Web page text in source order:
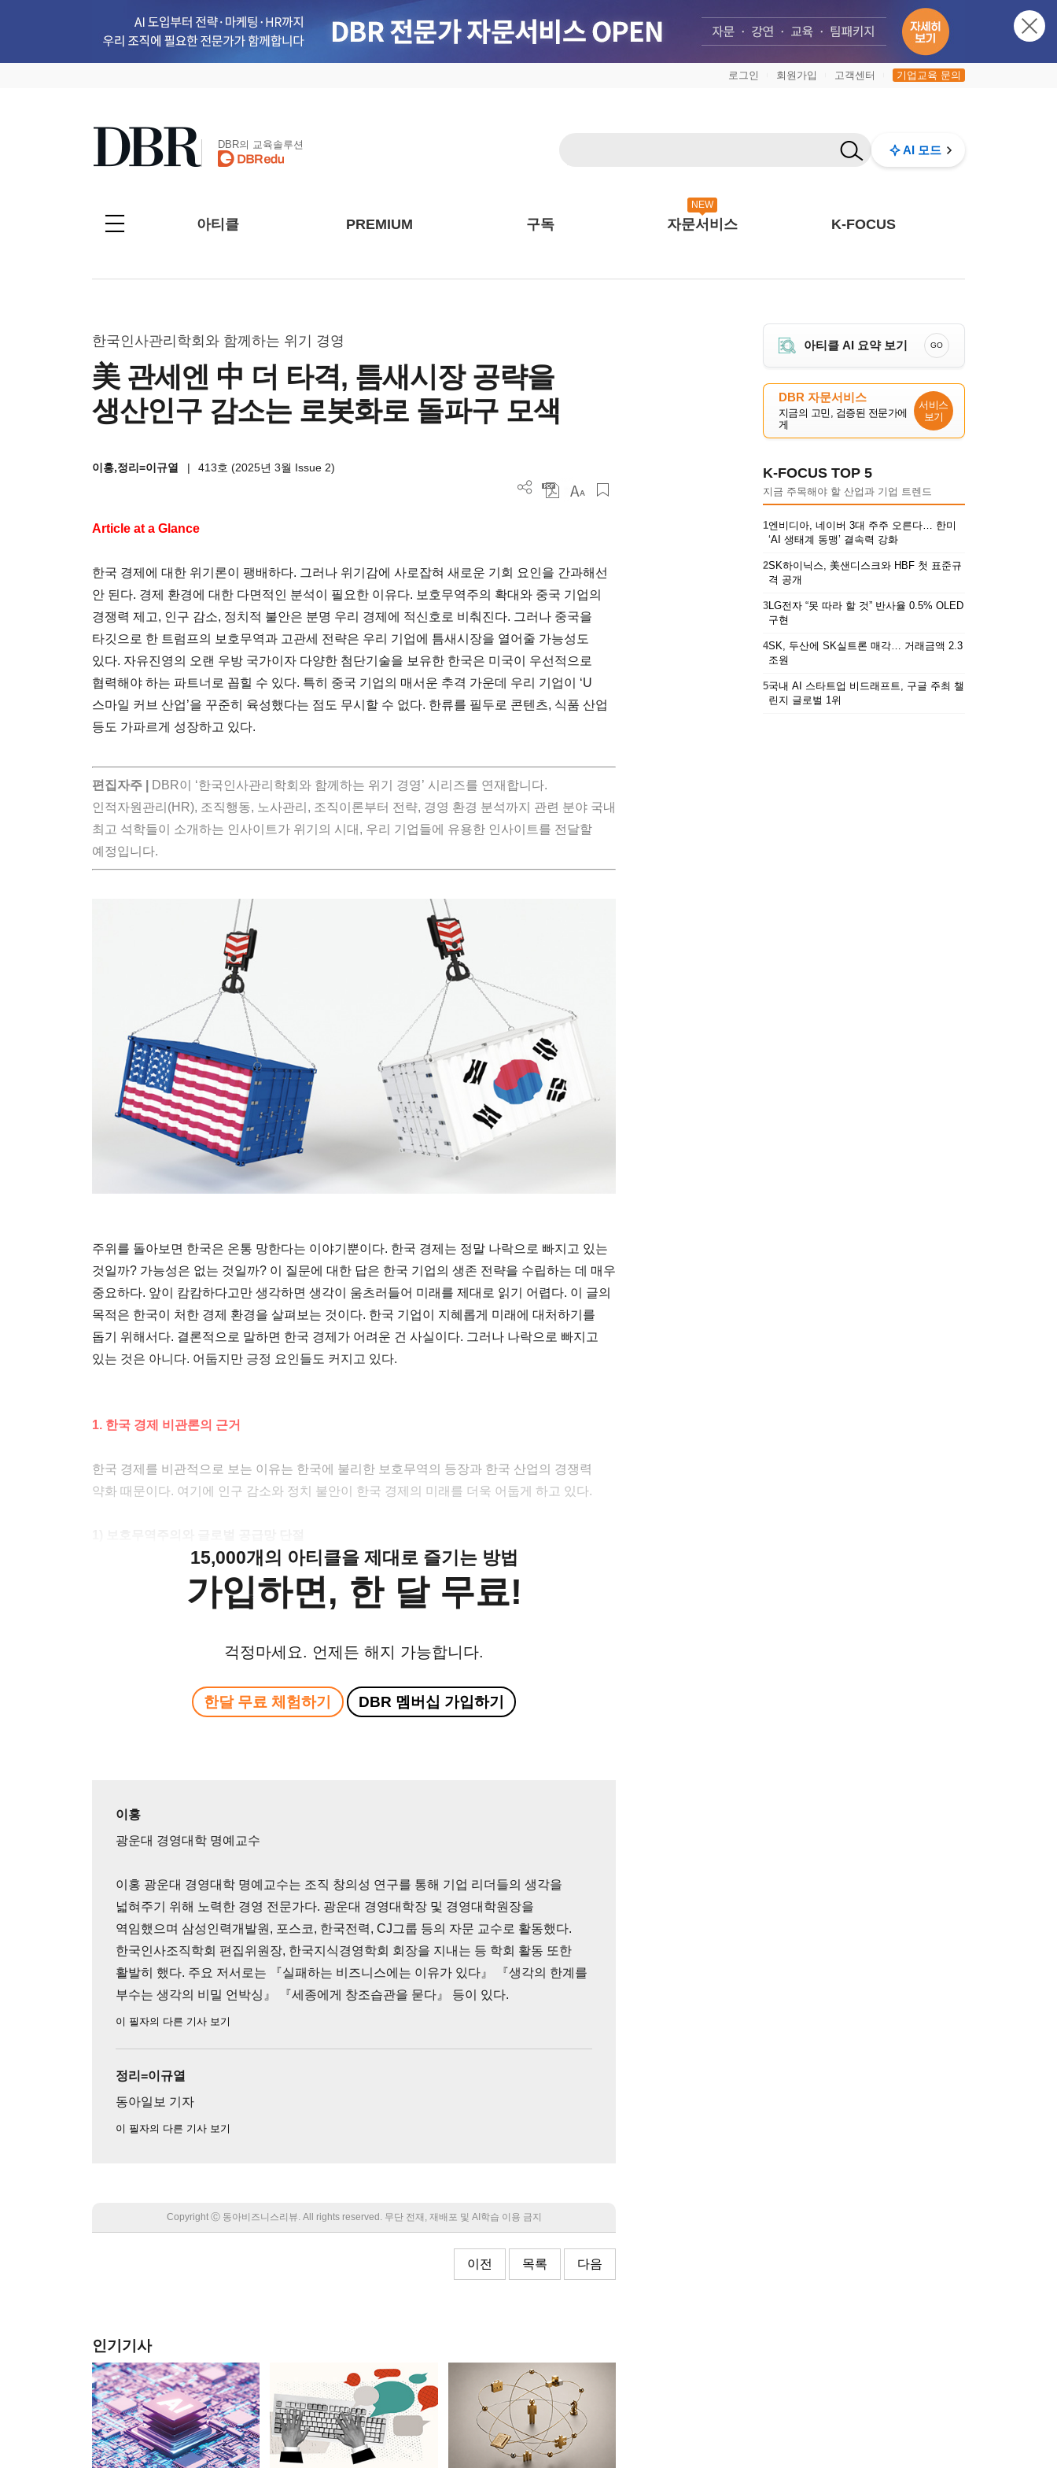
로그인 회원가입 고객센터 기업교육 문의
DBR의 교육솔루션 AI 모드
아티클 PREMIUM 구독
NEW
자문서비스 K-FOCUS
한국인사관리학회와 함께하는 위기 경영
美 관세엔 中 더 타격, 틈새시장 공략을
생산인구 감소는 로봇화로 돌파구 모색
이홍,정리=이규열 | 413호 (2025년 3월 Issue 2)
Article at a Glance
한국 경제에 대한 위기론이 팽배하다. 그러나 위기감에 사로잡혀 새로운 기회 요인을 간과해선
안 된다. 경제 환경에 대한 다면적인 분석이 필요한 이유다. 보호무역주의 확대와 중국 기업의
경쟁력 제고, 인구 감소, 정치적 불안은 분명 우리 경제에 적신호로 비춰진다. 그러나 중국을
타깃으로 한 트럼프의 보호무역과 고관세 전략은 우리 기업에 틈새시장을 열어줄 가능성도
있다. 자유진영의 오랜 우방 국가이자 다양한 첨단기술을 보유한 한국은 미국이 우선적으로
협력해야 하는 파트너로 꼽힐 수 있다. 특히 중국 기업의 매서운 추격 가운데 우리 기업이 ‘U
스마일 커브 산업’을 꾸준히 육성했다는 점도 무시할 수 없다. 한류를 필두로 콘텐츠, 식품 산업
등도 가파르게 성장하고 있다.
편집자주 |
DBR이 ‘한국인사관리학회와 함께하는 위기 경영’ 시리즈를 연재합니다.
인적자원관리(HR), 조직행동, 노사관리, 조직이론부터 전략, 경영 환경 분석까지 관련 분야 국내
최고 석학들이 소개하는 인사이트가 위기의 시대, 우리 기업들에 유용한 인사이트를 전달할
예정입니다.
주위를 돌아보면 한국은 온통 망한다는 이야기뿐이다. 한국 경제는 정말 나락으로 빠지고 있는
것일까? 가능성은 없는 것일까? 이 질문에 대한 답은 한국 기업의 생존 전략을 수립하는 데 매우
중요하다. 앞이 캄캄하다고만 생각하면 생각이 움츠러들어 미래를 제대로 읽기 어렵다. 이 글의
목적은 한국이 처한 경제 환경을 살펴보는 것이다. 한국 기업이 지혜롭게 미래에 대처하기를
돕기 위해서다. 결론적으로 말하면 한국 경제가 어려운 건 사실이다. 그러나 나락으로 빠지고
있는 것은 아니다. 어둡지만 긍정 요인들도 커지고 있다.
1. 한국 경제 비관론의 근거
한국 경제를 비관적으로 보는 이유는 한국에 불리한 보호무역의 등장과 한국 산업의 경쟁력
약화 때문이다. 여기에 인구 감소와 정치 불안이 한국 경제의 미래를 더욱 어둡게 하고 있다.
15,000개의 아티클을 제대로 즐기는 방법
가입하면, 한 달 무료!
걱정마세요. 언제든 해지 가능합니다.
한달 무료 체험하기 DBR 멤버십 가입하기
이홍
광운대 경영대학 명예교수
이홍 광운대 경영대학 명예교수는 조직 창의성 연구를 통해 기업 리더들의 생각을
넓혀주기 위해 노력한 경영 전문가다. 광운대 경영대학장 및 경영대학원장을
역임했으며 삼성인력개발원, 포스코, 한국전력, CJ그룹 등의 자문 교수로 활동했다.
한국인사조직학회 편집위원장, 한국지식경영학회 회장을 지내는 등 학회 활동 또한
활발히 했다. 주요 저서로는 『실패하는 비즈니스에는 이유가 있다』 『생각의 한계를
부수는 생각의 비밀 언박싱』 『세종에게 창조습관을 묻다』 등이 있다.
이 필자의 다른 기사 보기
정리=이규열
동아일보 기자
이 필자의 다른 기사 보기
Copyright Ⓒ 동아비즈니스리뷰. All rights reserved. 무단 전재, 재배포 및 AI학습 이용 금지
이전 목록 다음
인기기사
아티클 AI 요약 보기 GO
DBR 자문서비스
지금의 고민, 검증된 전문가에
게
서비스
보기
K-FOCUS TOP 5
지금 주목해야 할 산업과 기업 트렌드
1엔비디아, 네이버 3대 주주 오른다… 한미
‘AI 생태계 동맹’ 결속력 강화
2SK하이닉스, 美샌디스크와 HBF 첫 표준규
격 공개
3LG전자 “못 따라 할 것” 반사율 0.5% OLED
구현
4SK, 두산에 SK실트론 매각… 거래금액 2.3
조원
5국내 AI 스타트업 비드래프트, 구글 주최 챌
린지 글로벌 1위